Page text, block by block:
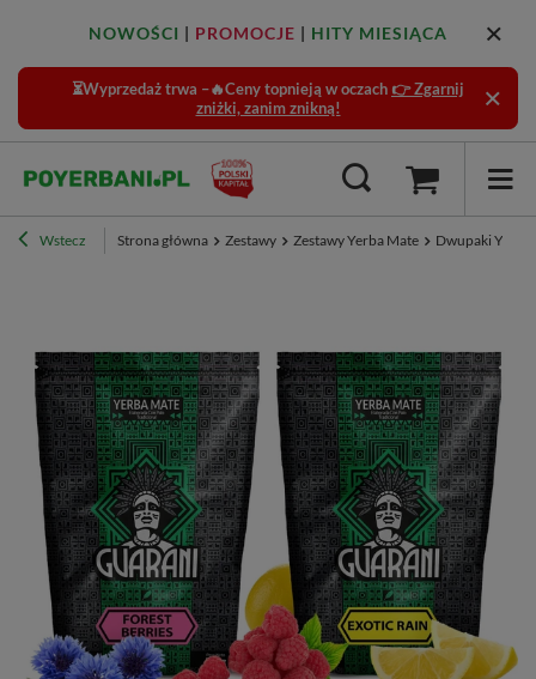
NOWOŚCI | PROMOCJE | HITY MIESIĄCA
⏳Wyprzedaż trwa –🔥Ceny topnieją w oczach 👉 Zgarnij
zniżki, zanim znikną!
Wstecz Strona główna Zestawy Zestawy Yerba Mate Dwupaki Yerba